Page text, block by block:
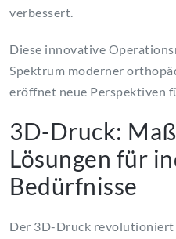
verbessert.
Diese innovative
Spektrum moderner
eröffnet neue Perspektiven
3D-Druck:
Lösungen für
Bedürfnisse
Der 3D-Druck